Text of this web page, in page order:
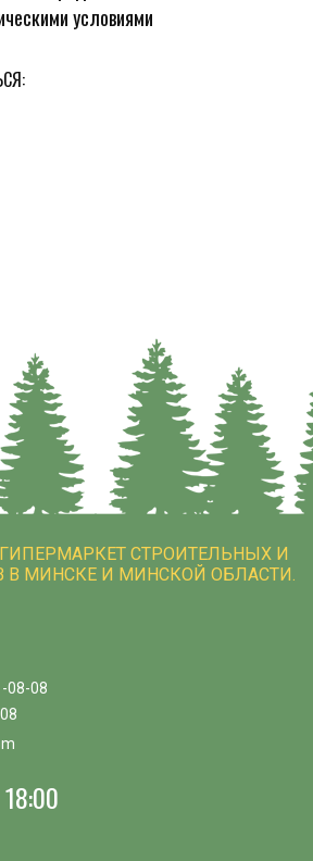
условиями
ГИПЕРМАРКЕТ СТРОИТЕЛЬНЫХ И
МИНСКЕ И МИНСКОЙ ОБЛАСТИ.
08-08